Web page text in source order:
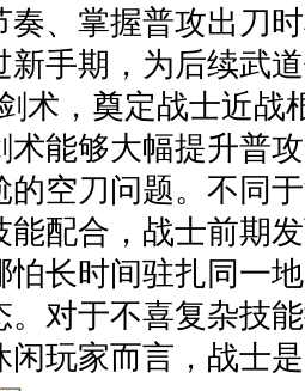
奏、掌握普攻出刀
新手期，为后续武
，奠定战士近战
术能够大幅提升普
的空刀问题。不同
能配合，战士前期
怕长时间驻扎同一
。对于不喜复杂技
闲玩家而言，战士